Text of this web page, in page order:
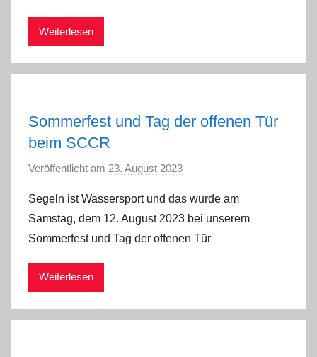
Weiterlesen
Sommerfest und Tag der offenen Tür
beim SCCR
Veröffentlicht am 23. August 2023
n
a
d
Segeln ist Wassersport und das wurde am
Samstag, dem 12. August 2023 bei unserem
Sommerfest und Tag der offenen Tür
Weiterlesen